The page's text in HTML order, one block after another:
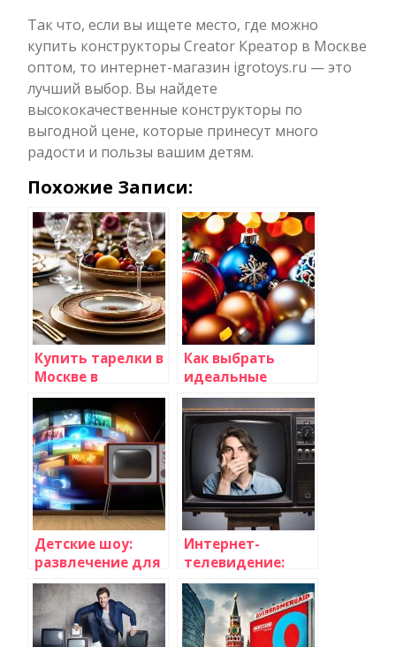
Так что, если вы ищете место, где можно
купить конструкторы Creator Креатор в Москве
оптом, то интернет-магазин igrotoys.ru — это
лучший выбор. Вы найдете
высококачественные конструкторы по
выгодной цене, которые принесут много
радости и пользы вашим детям.
Похожие Записи:
Купить тарелки в
Москве в
интернет-
магазине Посуда-
Богемия
Как выбрать
идеальные
елочные шары в
Москве?
Детские шоу:
развлечение для
наших маленьких
зрителей
Интернет-
телевидение:
преимущества
просмотра
телевизионных
программ онлайн